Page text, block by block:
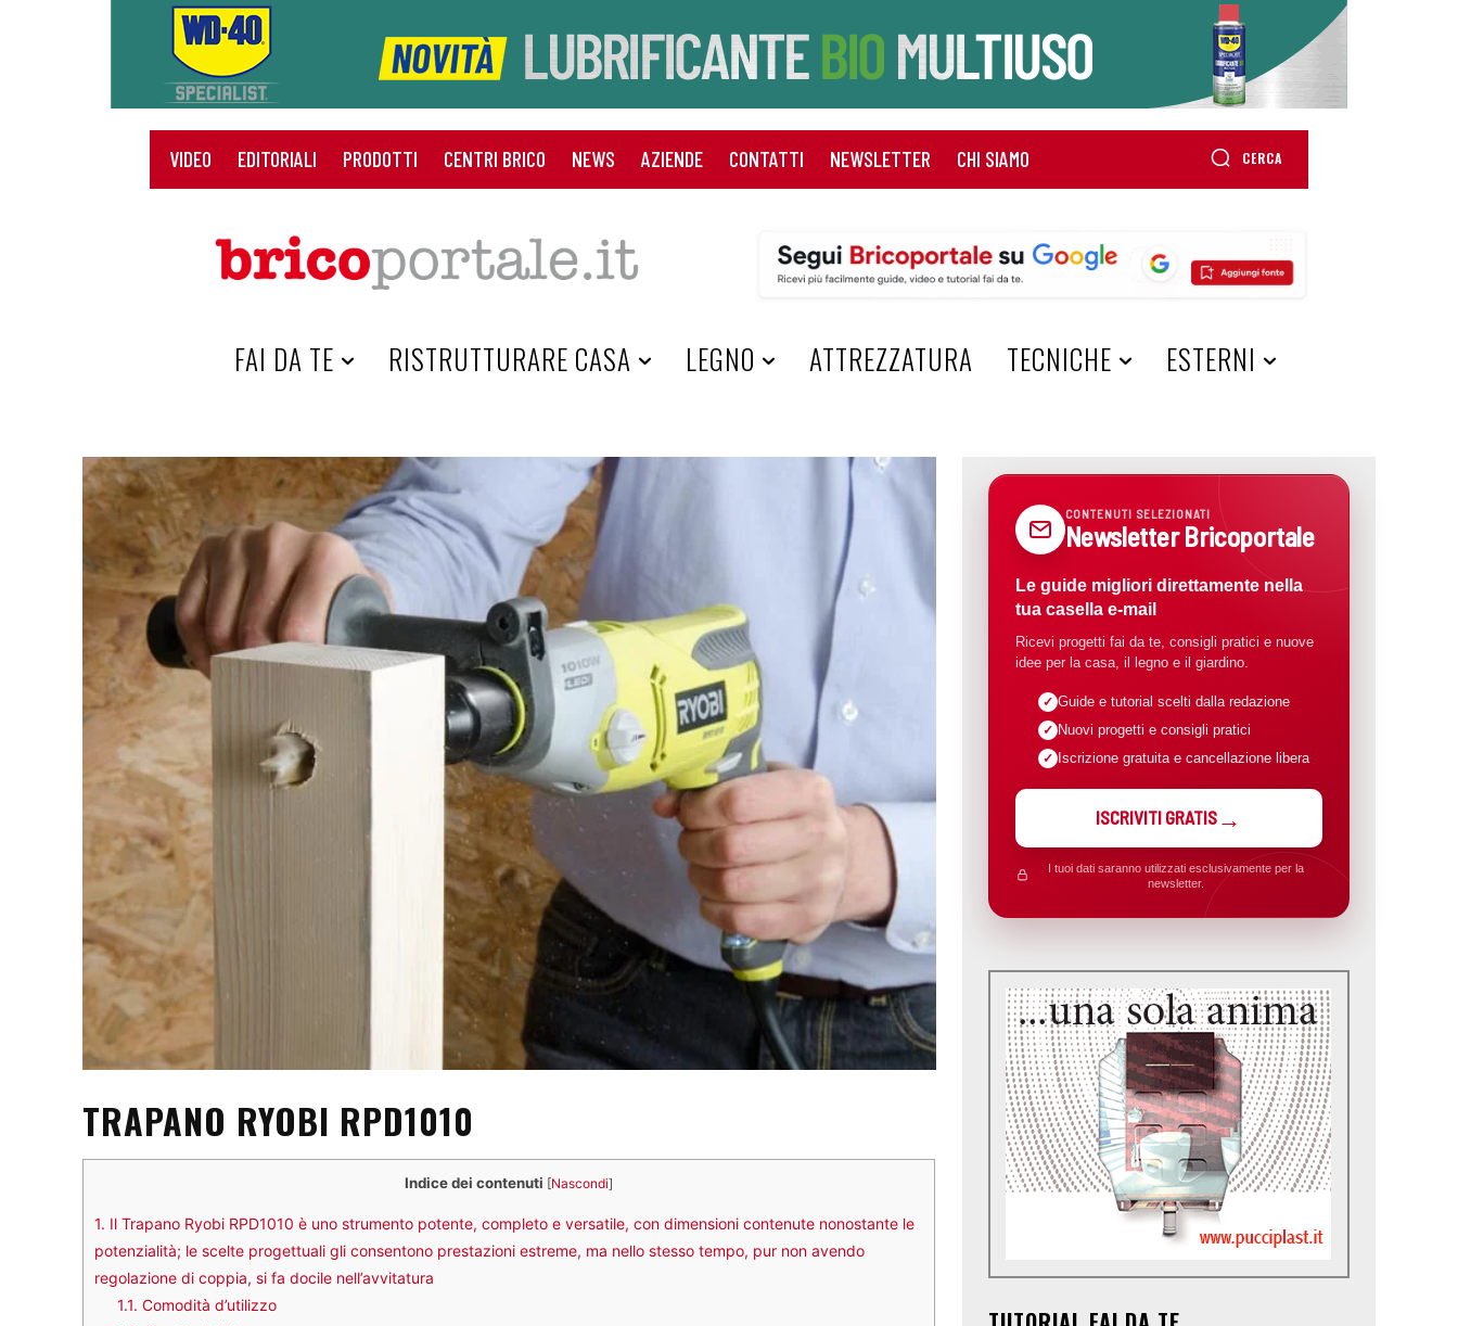
VIDEO EDITORIALI PRODOTTI CENTRI BRICO NEWS AZIENDE CONTATTI NEWSLETTER CHI SIAMO CERCA
HOME
FAI DA TE RISTRUTTURARE CASA LEGNO ATTREZZATURA TECNICHE ESTERNI
TRAPANO RYOBI RPD1010
Indice dei contenuti [Nascondi]
1. Il Trapano Ryobi RPD1010 è uno strumento potente, completo e versatile, con dimensioni contenute nonostante le
potenzialità; le scelte progettuali gli consentono prestazioni estreme, ma nello stesso tempo, pur non avendo
regolazione di coppia, si fa docile nell’avvitatura
1.1. Comodità d’utilizzo
CONTENUTI SELEZIONATI
Newsletter Bricoportale
Le guide migliori direttamente nella
tua casella e-mail
Ricevi progetti fai da te, consigli pratici e nuove
idee per la casa, il legno e il giardino.
Guide e tutorial scelti dalla redazione
Nuovi progetti e consigli pratici
Iscrizione gratuita e cancellazione libera
ISCRIVITI GRATIS
I tuoi dati saranno utilizzati esclusivamente per la
newsletter.